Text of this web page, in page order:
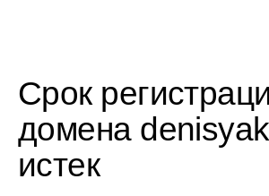
Срок
домена
истек